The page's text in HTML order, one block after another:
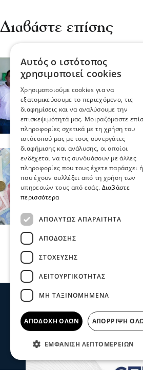
Διαβάστε επίσης
Επικαιρότητα
Συνάντηση
τη διαχείριση
03 Αυγ 2026, 22:52
Επικαιρότητα
ΓΣΕΒΕΕ για
26 Μαρ 2026, 19:38
Αυτός ο ιστότοπος
χρησιμοποιεί cookies
Χρησιμοποιούμε cookies για να
εξατομικεύσουμε το περιεχόμενο, τις
διαφημίσεις και να αναλύσουμε την
επισκεψιμότητά μας. Μοιραζόμαστε
πληροφορίες σχετικά με τη χρήση του
ιστότοπού μας με τους συνεργάτες
διαφήμισης και ανάλυσης, οι οποίοι
ενδέχεται να τις συνδυάσουν με άλλες
πληροφορίες που τους έχετε παράσχει ή
που έχουν συλλέξει από τη χρήση των
υπηρεσιών τους από εσάς. Διαβάστε
περισσότερα
ΑΠΟΛΎΤΩΣ ΑΠΑΡΑΊΤΗΤΑ
ΑΠΌΔΟΣΗΣ
ΣΤΌΧΕΥΣΗΣ
ΛΕΙΤΟΥΡΓΙΚΌΤΗΤΑΣ
ΜΗ ΤΑΞΙΝΟΜΗΜΈΝΑ
ΑΠΟΔΟΧΉ ΌΛΩΝ ΑΠΌΡΡΙΨΗ
ΕΜΦΆΝΙΣΗ ΛΕΠΤΟΜΕΡΕΙΏΝ